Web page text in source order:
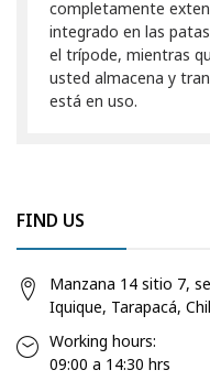
completamente
integrado en las
el trípode, mientras
usted almacena y
está en uso.
FIND US
Manzana 14 sitio 7,
Iquique, Tarapacá,
Working hours:
09:00 a 14:30 hrs